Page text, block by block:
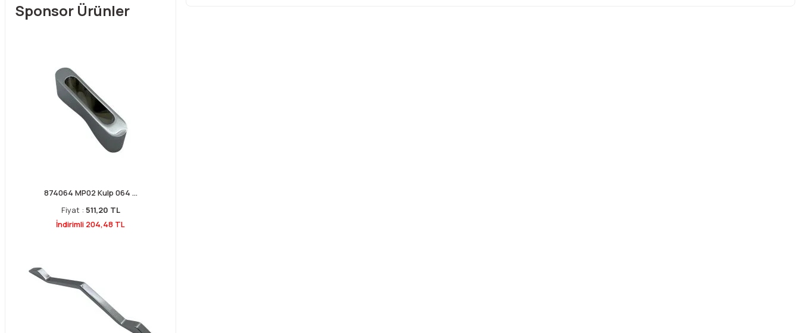
Sponsor Ürünler
874064 MP02 Kulp 064 ...
Fiyat : 511,20 TL
İndirimli 204,48 TL